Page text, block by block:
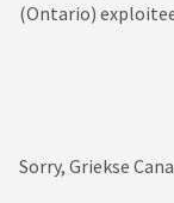
(Ontario)
Sorry, Griekse